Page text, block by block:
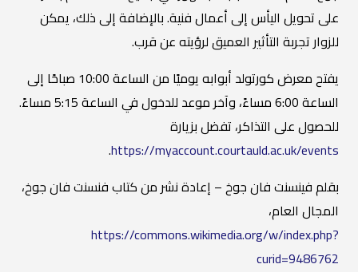
على تحويل اليأس إلى أعمال فنية. بالإضافة إلى ذلك، يمكن
للزوار تجربة التأثير العميق لرؤيته عن قرب.
يفتح معرض كورتولد أبوابه يوميًا من الساعة 10:00 صباحًا إلى
الساعة 6:00 مساءً، وآخر موعد للدخول في الساعة 5:15 مساءً.
للحصول على التذاكر، تفضل بزيارة
https://myaccount.courtauld.ac.uk/events
.
بقلم فينسنت فان جوخ – إعادة نشر من كتاب فنسنت فان جوخ،
المجال العام،
https://commons.wikimedia.org/w/index.php?
curid=9486762